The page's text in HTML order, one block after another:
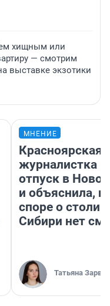
хищным или
— смотрим
выставке экзотики
МНЕНИЕ
Красноярская
журналистка
отпуск в
и объяснила,
споре о
Сибири нет
Татьяна Зарва